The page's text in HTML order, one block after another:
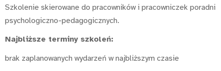
Szkolenie skierowane do pracowników i pracowniczek poradni
psychologiczno-pedagogicznych.
Najbliższe terminy szkoleń:
brak zaplanowanych wydarzeń w najbliższym czasie